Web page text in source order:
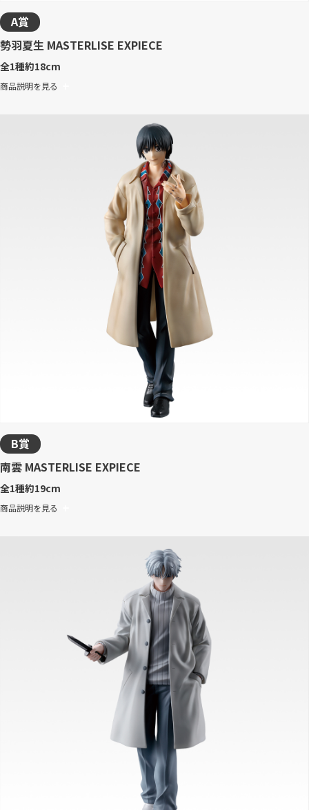
A賞
勢羽夏生 MASTERLISE EXPIECE
全1種約18cm
商品説明を見る
B賞
南雲 MASTERLISE EXPIECE
全1種約19cm
商品説明を見る